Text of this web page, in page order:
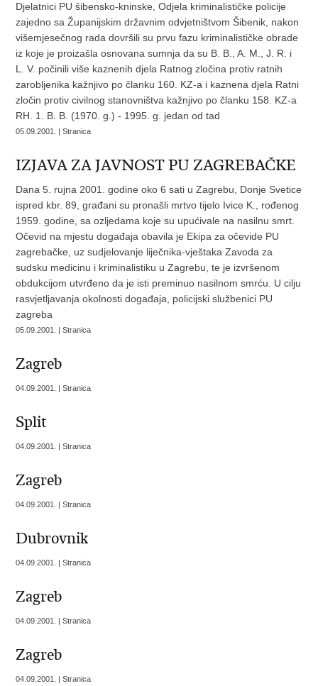
Djelatnici PU šibensko-kninske, Odjela kriminalističke policije
zajedno sa Županijskim državnim odvjetništvom Šibenik, nakon
višemjesečnog rada dovršili su prvu fazu kriminalističke obrade
iz koje je proizašla osnovana sumnja da su B. B., A. M., J. R. i
L. V. počinili više kaznenih djela Ratnog zločina protiv ratnih
zarobljenika kažnjivo po članku 160. KZ-a i kaznena djela Ratni
zločin protiv civilnog stanovništva kažnjivo po članku 158. KZ-a
RH. 1. B. B. (1970. g.) - 1995. g. jedan od tad
05.09.2001. | Stranica
IZJAVA ZA JAVNOST PU ZAGREBAČKE
Dana 5. rujna 2001. godine oko 6 sati u Zagrebu, Donje Svetice
ispred kbr. 89, građani su pronašli mrtvo tijelo Ivice K., rođenog
1959. godine, sa ozljedama koje su upućivale na nasilnu smrt.
Očevid na mjestu događaja obavila je Ekipa za očevide PU
zagrebačke, uz sudjelovanje liječnika-vještaka Zavoda za
sudsku medicinu i kriminalistiku u Zagrebu, te je izvršenom
obdukcijom utvrđeno da je isti preminuo nasilnom smrću. U cilju
rasvjetljavanja okolnosti događaja, policijski službenici PU
zagreba
05.09.2001. | Stranica
Zagreb
04.09.2001. | Stranica
Split
04.09.2001. | Stranica
Zagreb
04.09.2001. | Stranica
Dubrovnik
04.09.2001. | Stranica
Zagreb
04.09.2001. | Stranica
Zagreb
04.09.2001. | Stranica